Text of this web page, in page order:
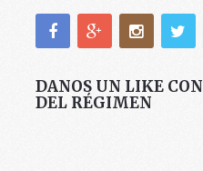
DANOS UN LIKE
DEL RÉGIMEN